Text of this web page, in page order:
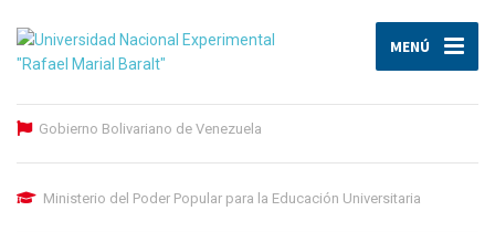
MENÚ
Gobierno Bolivariano de Venezuela
Ministerio del Poder Popular para la Educación Universitaria